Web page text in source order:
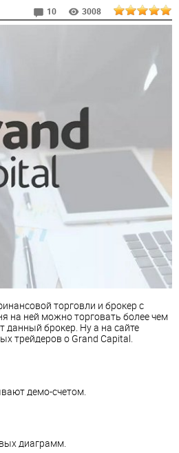
10 3008
торговли и брокер с
на ней можно торговать более чем
данный брокер. Ну а на сайте
трейдеров о Grand Capital.
демо-счетом.
диаграмм.